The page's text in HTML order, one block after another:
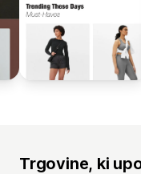
Trgovine, ki